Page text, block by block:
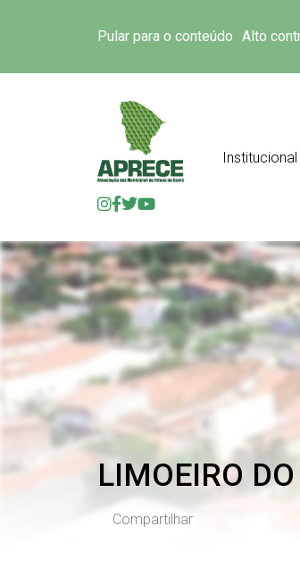
Pular para o conteúdo Alto
Institucional
LIMOEIRO
Compartilhar